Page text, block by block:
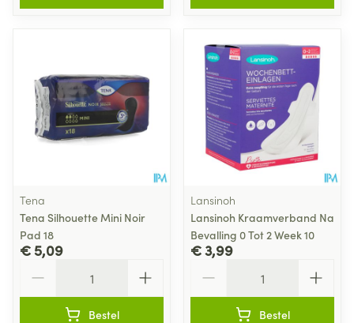
Tena
Tena Silhouette Mini Noir
Pad 18
€ 5,09
Bestel
Lansinoh
Lansinoh Kraamverband Na
Bevalling 0 Tot 2 Week 10
€ 3,99
Bestel